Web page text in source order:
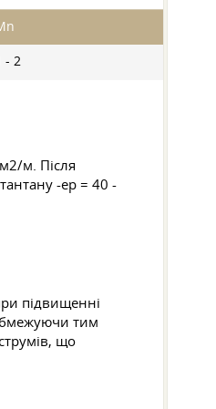
- 2
м. Після
-eр = 40 -
підвищенні
тим
що